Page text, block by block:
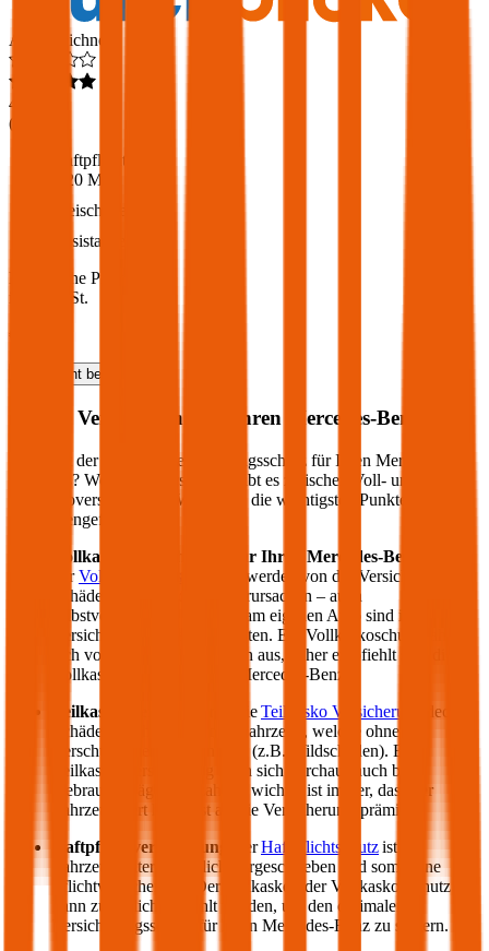
Ausgezeichnet
4,6
(
Haftpflicht
€ 20 Mio.
Freischaden
Assistance
Monatliche Prämie
inkl. mVSt.
Haftpflicht berechnen
Welche Versicherung für Ihren Mercedes-Benz
Wie sieht der optimale Versicherungsschutz für Ihren Mercedes-
aus? Welche Unterschiede gibt es zwischen Voll- und
Teilkaskoversicherung? Wir haben die wichtigsten Punkte für Sie
zusammengefasst:
Vollkasko Versicherung für Ihren Mercedes-Benz
derVollkasko Versicherung
werden von der Versicherung
Schäden gedeckt, die Sie verursachen – auch
selbstverschuldete Schäden am eigenen Auto sind im
Versicherungsumfang enthalten. Ein Vollkaskoschutz zahlt
sich vor allem bei Neuwägen aus, daher empfiehlt sich die
Vollkasko für einen neuen
Mercedes-Benz
Teilkasko Versicherung:
dieTeilkasko Versicherung
deckt
Schäden an Ihrem eigenen Fahrzeug, welche ohne Ihr
Verschulden entstanden sind (z.B. Wildschäden). Eine
Teilkasko Versicherung kann sich durchaus auch bei
Gebrauchtwägen auszahlen: wichtig ist immer, dass der
Fahrzeugwert höher ist als die Versicherungsprämie.
Haftpflichtversicherung
: derHaftpflichtschutzist für
Fahrzeughalter gesetzlich vorgeschrieben und somit eine
Pflichtversicherung. Der Teilkasko oder Vollkasko Schutz
kann zusätzlich gewählt werden, um den optimalen
Versicherungsschutz für Ihren Mercedes-Benz zu sichern.